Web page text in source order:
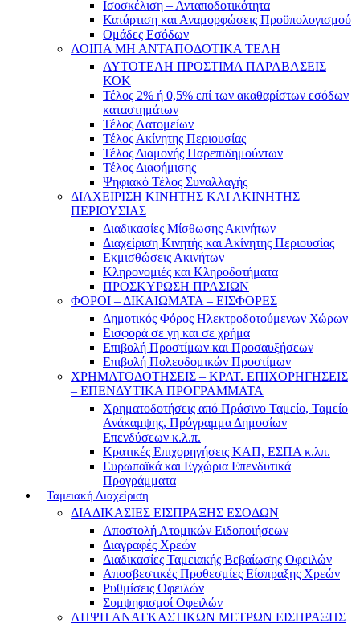
Ισοσκέλιση – Ανταποδοτικότητα
Κατάρτιση και Αναμορφώσεις Προϋπολογισμού
Ομάδες Εσόδων
ΛΟΙΠΑ ΜΗ ΑΝΤΑΠΟΔΟΤΙΚΑ ΤΕΛΗ
ΑΥΤΟΤΕΛΗ ΠΡΟΣΤΙΜΑ ΠΑΡΑΒΑΣΕΙΣ
ΚΟΚ
Τέλος 2% ή 0,5% επί των ακαθαρίστων εσόδων
καταστημάτων
Τέλος Λατομείων
Τέλος Ακίνητης Περιουσίας
Τέλος Διαμονής Παρεπιδημούντων
Τέλος Διαφήμισης
Ψηφιακό Τέλος Συναλλαγής
ΔΙΑΧΕΙΡΙΣΗ ΚΙΝΗΤΗΣ ΚΑΙ ΑΚΙΝΗΤΗΣ
ΠΕΡΙΟΥΣΙΑΣ
Διαδικασίες Μίσθωσης Ακινήτων
Διαχείριση Κινητής και Ακίνητης Περιουσίας
Εκμισθώσεις Ακινήτων
Κληρονομιές και Κληροδοτήματα
ΠΡΟΣΚΥΡΩΣΗ ΠΡΑΣΙΩΝ
ΦΟΡΟΙ – ΔΙΚΑΙΩΜΑΤΑ – ΕΙΣΦΟΡΕΣ
Δημοτικός Φόρος Ηλεκτροδοτούμενων Χώρων
Εισφορά σε γη και σε χρήμα
Επιβολή Προστίμων και Προσαυξήσεων
Επιβολή Πολεοδομικών Προστίμων
ΧΡΗΜΑΤΟΔΟΤΗΣΕΙΣ – ΚΡΑΤ. ΕΠΙΧΟΡΗΓΗΣΕΙΣ
– ΕΠΕΝΔΥΤΙΚΑ ΠΡΟΓΡΑΜΜΑΤΑ
Χρηματοδοτήσεις από Πράσινο Ταμείο, Ταμείο
Ανάκαμψης, Πρόγραμμα Δημοσίων
Επενδύσεων κ.λ.π.
Κρατικές Επιχορηγήσεις ΚΑΠ, ΕΣΠΑ κ.λπ.
Ευρωπαϊκά και Εγχώρια Επενδυτικά
Προγράμματα
Ταμειακή Διαχείριση
ΔΙΑΔΙΚΑΣΙΕΣ ΕΙΣΠΡΑΞΗΣ ΕΣΟΔΩΝ
Αποστολή Ατομικών Ειδοποιήσεων
Διαγραφές Χρεών
Διαδικασίες Ταμειακής Βεβαίωσης Οφειλών
Αποσβεστικές Προθεσμίες Είσπραξης Χρεών
Ρυθμίσεις Οφειλών
Συμψηφισμοί Οφειλών
ΛΗΨΗ ΑΝΑΓΚΑΣΤΙΚΩΝ ΜΕΤΡΩΝ ΕΙΣΠΡΑΞΗΣ